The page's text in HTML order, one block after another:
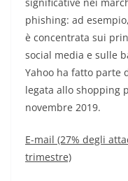
phishing: ad
è concentrata sui
social media e sulle
Yahoo ha fatto parte
legata allo shopping
novembre 2019.
E-mail (27% degli
trimestre)